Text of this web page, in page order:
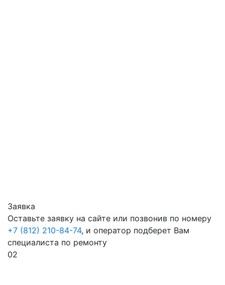
Заявка
Оставьте заявку на сайте или позвонив по номеру
+7 (812) 210-84-74, и оператор подберет Вам
специалиста по ремонту
02